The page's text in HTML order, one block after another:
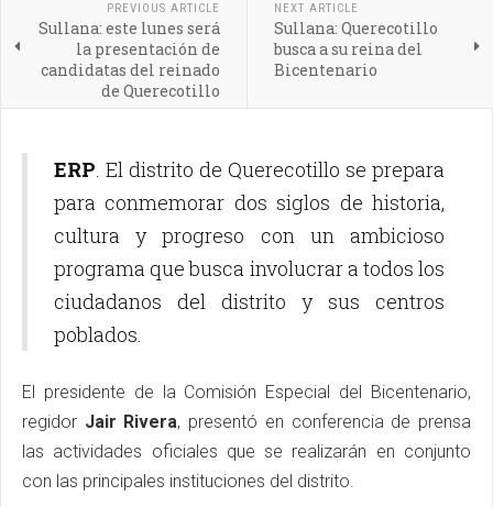
PREVIOUS ARTICLE
Sullana: este lunes será
la presentación de
candidatas del reinado
de Querecotillo
NEXT ARTICLE
Sullana: Querecotillo
busca a su reina del
Bicentenario
ERP. El distrito de Querecotillo se prepara
para conmemorar dos siglos de historia,
cultura y progreso con un ambicioso
programa que busca involucrar a todos los
ciudadanos del distrito y sus centros
poblados.
El presidente de la Comisión Especial del Bicentenario,
regidor Jair Rivera, presentó en conferencia de prensa
las actividades oficiales que se realizarán en conjunto
con las principales instituciones del distrito.